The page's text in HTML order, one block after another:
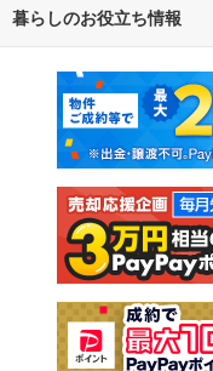
通勤・通学時間から探す
不動産・住宅
新築マンション
新築一戸建て
注文住宅
売却査定
暮らしのお役立ち情報
マンションカタログ